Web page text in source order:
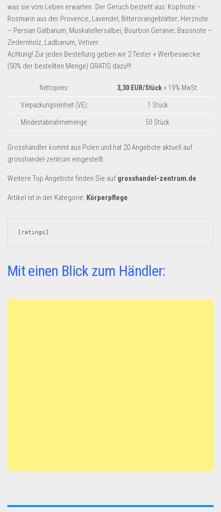
Restposten für Privatpersonen
Sonderposten-Angebote
Saison & Eventprodkte
B2B Produkte
Grosshandel
Amazon
Lidl
Kostenlos verkaufen
Anmelden
Newsletter
was sie vom Leben erwarten. Der Geruch besteht aus: Kopfnote –
Rosmarin aus der Provence, Lavendel, Bitterorangeblätter; Herznote
– Persian Galbanum, Muskatellersalbei, Bourbon Geranie; Basisnote –
Zedernholz, Ladbanum, Vetiver.
Achtung! Zur jeden Bestellung geben wir 2 Tester + Werbesaecke
(50% der bestellten Menge) GRATIS dazu!!!
Nettopreis: 3,30 EUR/Stück+ 19% MwSt.
Verpackungseinheit (VE): 1 Stück
Mindestabnahmemenge: 50 Stück
Grosshändler kommt aus Polen und hat 20 Angebote aktuell auf
grosshandel-zentrum eingestellt.
Weitere Top Angebote finden Sie auf grosshandel-zentrum.de
Artikel ist in der Kategorie: Körperpflege
[ratings]
Mit einen Blick zum Händler: